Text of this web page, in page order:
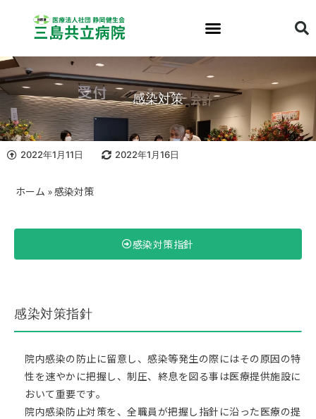
感染対策
ホーム »感染対策
2022年1月11日 2022年1月16日
感染対策指針
感染対策指針
院内感染の防止に留意し、感染等発生の際にはその原因の特
性を速やかに把握し、制圧、終息を図る事は医療提供施設に
おいて重要です。
院内感染防止対策を、全職員が把握し指針に沿った医療の提